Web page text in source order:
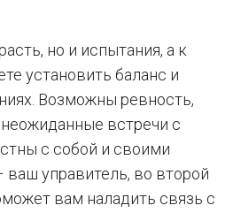
но и испытания, а к
установить баланс и
Возможны ревность,
встречи с
с собой и своими
ваш управитель, во второй
вам наладить связь с